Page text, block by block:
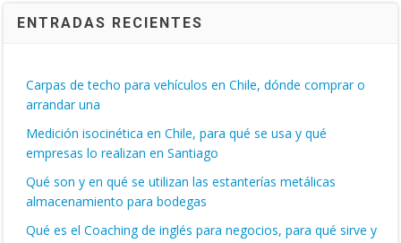
ENTRADAS RECIENTES
Carpas de techo para vehículos en Chile, dónde comprar o
arrandar una
Medición isocinética en Chile, para qué se usa y qué
empresas lo realizan en Santiago
Qué son y en qué se utilizan las estanterías metálicas
almacenamiento para bodegas
Qué es el Coaching de inglés para negocios, para qué sirve y